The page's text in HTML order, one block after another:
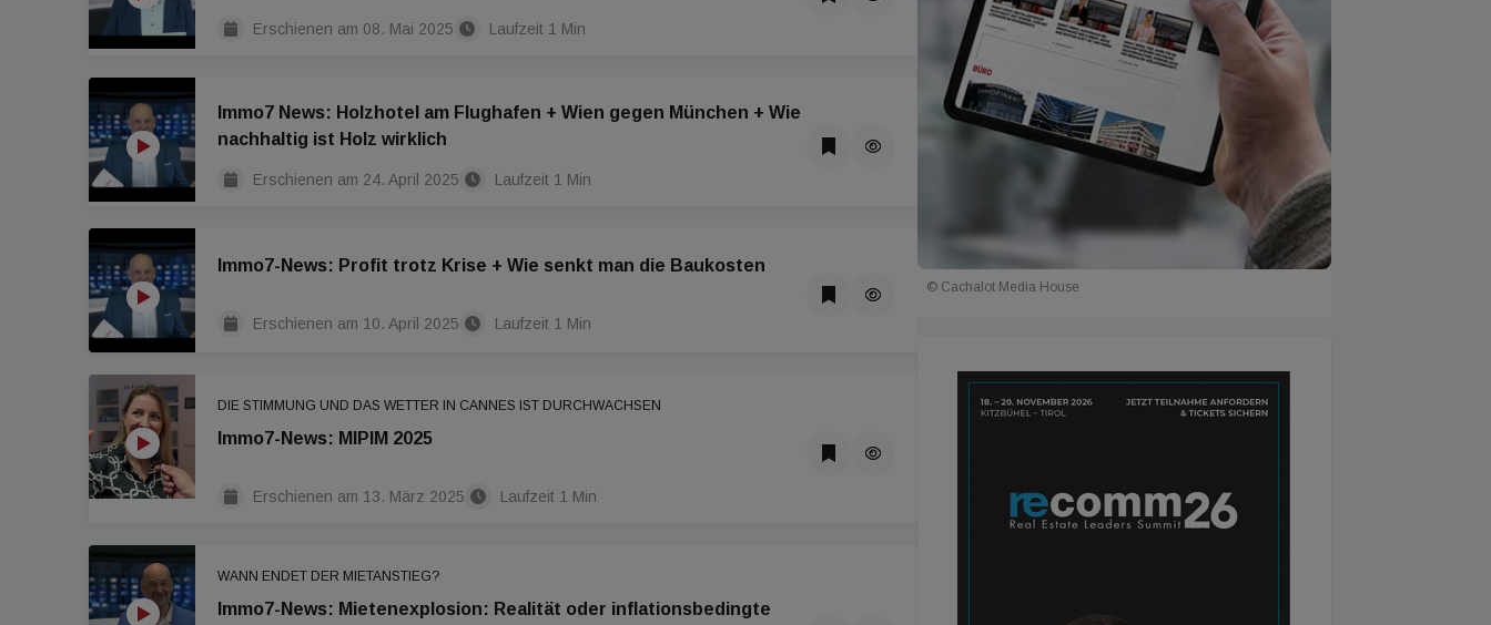
Erschienen am 08. Mai 2025 Laufzeit 1 Min
Immo7 News: Holzhotel am Flughafen + Wien gegen München + Wie
nachhaltig ist Holz wirklich
Erschienen am 24. April 2025 Laufzeit 1 Min
Immo7-News: Profit trotz Krise + Wie senkt man die Baukosten
Erschienen am 10. April 2025 Laufzeit 1 Min
DIE STIMMUNG UND DAS WETTER IN CANNES IST DURCHWACHSEN
Immo7-News: MIPIM 2025
Erschienen am 13. März 2025 Laufzeit 1 Min
WANN ENDET DER MIETANSTIEG?
Immo7-News: Mietenexplosion: Realität oder inflationsbedingte
© Cachalot Media House